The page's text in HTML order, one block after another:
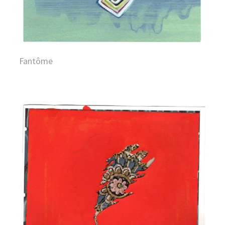
Fantôme